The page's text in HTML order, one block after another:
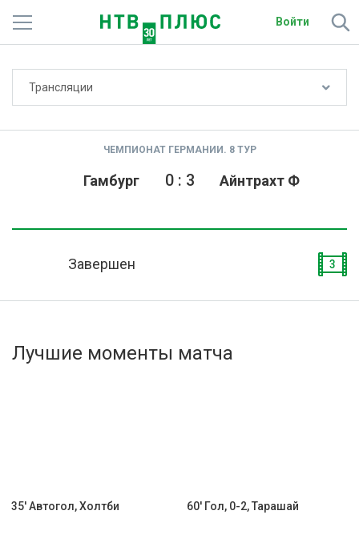
Войти
Активировать промокод
Трансляции
ЧЕМПИОНАТ ГЕРМАНИИ. 8 ТУР
Гамбург Айнтрахт Ф
0: 3
Завершен 3
Лучшие моменты матча
35' Автогол, Холтби 60' Гол, 0-2, Тарашай